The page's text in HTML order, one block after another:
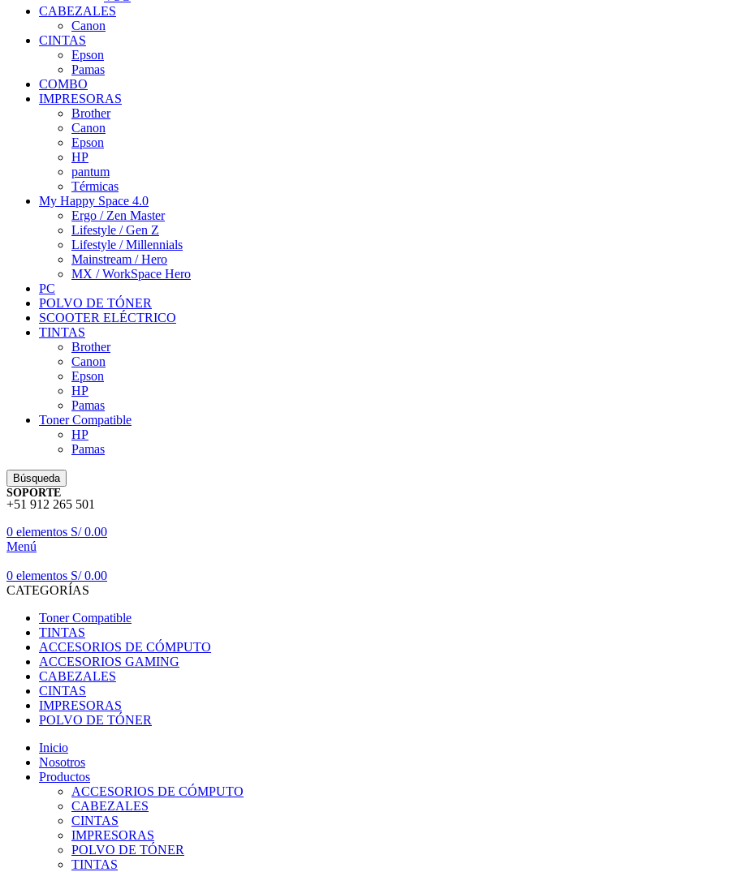
CABEZALES
Canon
CINTAS
Epson
Pamas
COMBO
IMPRESORAS
Brother
Canon
Epson
HP
pantum
Térmicas
My Happy Space 4.0
Ergo / Zen Master
Lifestyle / Gen Z
Lifestyle / Millennials
Mainstream / Hero
MX / WorkSpace Hero
PC
POLVO DE TÓNER
SCOOTER ELÉCTRICO
TINTAS
Brother
Canon
Epson
HP
Pamas
Toner Compatible
HP
Pamas
Búsqueda
SOPORTE
+51 912 265 501
0 elementos S/0.00
Menú
0 elementos S/0.00
CATEGORÍAS
Toner Compatible
TINTAS
ACCESORIOS DE CÓMPUTO
ACCESORIOS GAMING
CABEZALES
CINTAS
IMPRESORAS
POLVO DE TÓNER
Inicio
Nosotros
Productos
ACCESORIOS DE CÓMPUTO
CABEZALES
CINTAS
IMPRESORAS
POLVO DE TÓNER
TINTAS